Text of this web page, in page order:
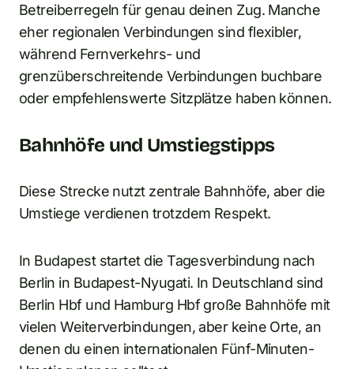
Betreiberregeln für genau deinen Zug. Manche
eher regionalen Verbindungen sind flexibler,
während Fernverkehrs- und
grenzüberschreitende Verbindungen buchbare
oder empfehlenswerte Sitzplätze haben können.
Bahnhöfe und Umstiegstipps
Diese Strecke nutzt zentrale Bahnhöfe, aber die
Umstiege verdienen trotzdem Respekt.
In Budapest startet die Tagesverbindung nach
Berlin in Budapest-Nyugati. In Deutschland sind
Berlin Hbf und Hamburg Hbf große Bahnhöfe mit
vielen Weiterverbindungen, aber keine Orte, an
denen du einen internationalen Fünf-Minuten-